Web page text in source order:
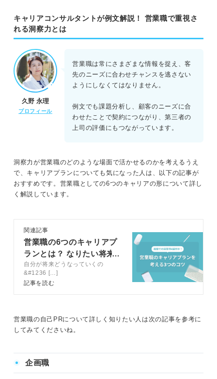
キャリアコンサルタントが例文解説！ 営業職で重視さ
れる洞察力とは
久野 永理
プロフィール
営業職は常にさまざまな情報を捉え、客
先のニーズに合わせチャンスを逃さない
ようにしなくてはなりません。
例文でも課題分析し、顧客のニーズに合
わせたことで契約につながり、第三者の
上司の評価にもつながっています。
洞察力が営業職のどのような場面で活かせるのかを考えるうえ
で、キャリアプランについても気になった人は、以下の記事が
おすすめです。営業職としての6つのキャリアの形について詳し
く解説しています。
関連記事
営業職の6つのキャリアプ
ランとは？ なりたい将来
像を想像してみよう
自分が将来どうなっていくの
&#1236 […]
記事を読む
営業職の自己PRについて詳しく知りたい人は次の記事を参考に
してみてくださいね。
企画職